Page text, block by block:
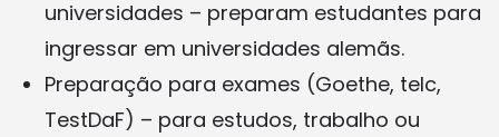
universidades – preparam estudantes para
ingressar em universidades alemãs.
Preparação para exames (Goethe, telc,
TestDaF) – para estudos, trabalho ou